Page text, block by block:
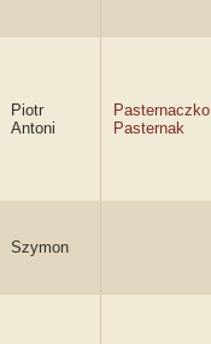
Piotr
Antoni
Pasternaczko
Pasternak
Szymon